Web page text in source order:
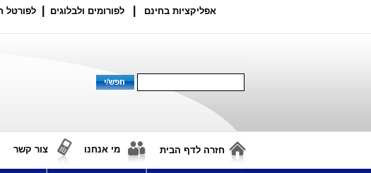
אפליקציות בחינם לפורומים ולבלוגים לפורטל
חזרה לדף הבית מי אנחנו צור קשר